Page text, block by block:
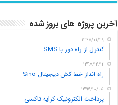
آخرین پروژه های بروز شده
۱۳۹۸/۰۱/۲۹
کنترل از راه دور با SMS
۱۳۹۷/۱۲/۱۲
راه انداز خط کش دیجیتال Sino
۱۳۹۶/۱۰/۰۵
پرداخت الکترونیک کرایه تاکسی